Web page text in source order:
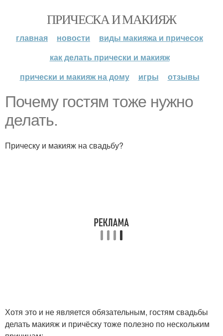
ПРИЧЕСКА И МАКИЯЖ
главная новости
виды макияжа и причесок
как делать прически и макияж
прически и макияж на дому
игры отзывы
Почему гостям тоже нужно
делать.
Прическу и макияж на свадьбу?
Хотя это и не является обязательным, гостям свадьбы
делать макияж и причёску тоже полезно по нескольким